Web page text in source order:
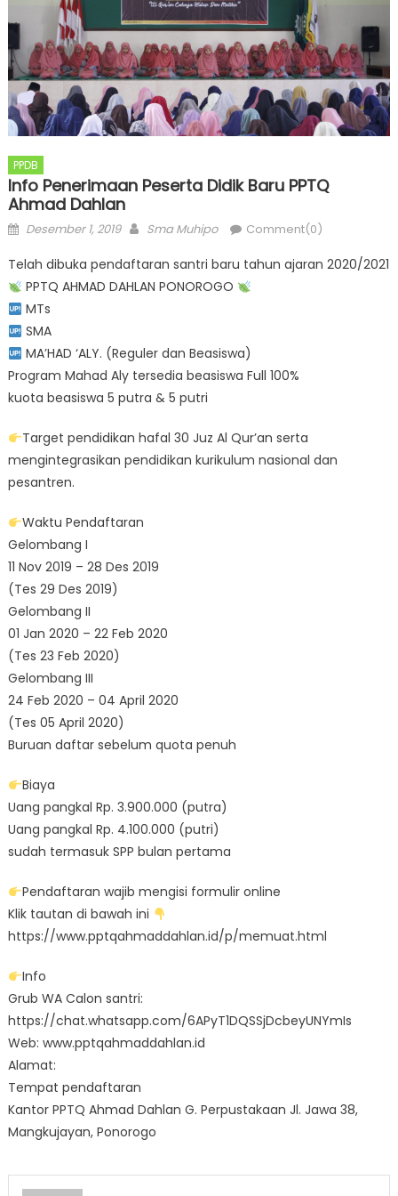
PPDB
Info Penerimaan Peserta Didik Baru PPTQ
Ahmad Dahlan
Posted
Desember 1, 2019 Author
Sma Muhipo Comment(0)
Telah dibuka pendaftaran santri baru tahun ajaran 2020/2021
PPTQ AHMAD DAHLAN PONOROGO
MTs
SMA
MA’HAD ‘ALY. (Reguler dan Beasiswa)
Program Mahad Aly tersedia beasiswa Full 100%
kuota beasiswa 5 putra & 5 putri
Target pendidikan hafal 30 Juz Al Qur’an serta
mengintegrasikan pendidikan kurikulum nasional dan
pesantren.
Waktu Pendaftaran
Gelombang I
11 Nov 2019 – 28 Des 2019
(Tes 29 Des 2019)
Gelombang II
01 Jan 2020 – 22 Feb 2020
(Tes 23 Feb 2020)
Gelombang III
24 Feb 2020 – 04 April 2020
(Tes 05 April 2020)
Buruan daftar sebelum quota penuh
Biaya
Uang pangkal Rp. 3.900.000 (putra)
Uang pangkal Rp. 4.100.000 (putri)
sudah termasuk SPP bulan pertama
Pendaftaran wajib mengisi formulir online
Klik tautan di bawah ini
https://www.pptqahmaddahlan.id/p/memuat.html
Info
Grub WA Calon santri:
https://chat.whatsapp.com/6APyT1DQSSjDcbeyUNYmIs
Web: www.pptqahmaddahlan.id
Alamat:
Tempat pendaftaran
Kantor PPTQ Ahmad Dahlan G. Perpustakaan Jl. Jawa 38,
Mangkujayan, Ponorogo